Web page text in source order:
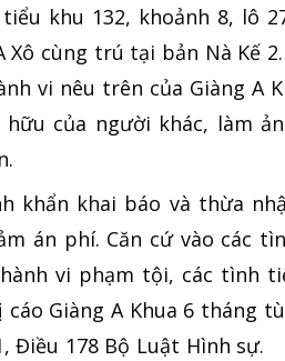
khu 132, khoảnh 8, lô
Xô cùng trú tại bản Nà Kế
vi nêu trên của Giàng A
hữu của người khác, làm
khẩn khai báo và thừa
án phí. Căn cứ vào các
vi phạm tội, các tình
Giàng A Khua 6 tháng
Điều 178 Bộ Luật Hình sự.